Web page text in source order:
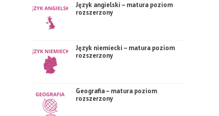
Język angielski – matura poziom
rozszerzony
Język niemiecki – matura poziom
rozszerzony
Geografia – matura poziom
rozszerzony